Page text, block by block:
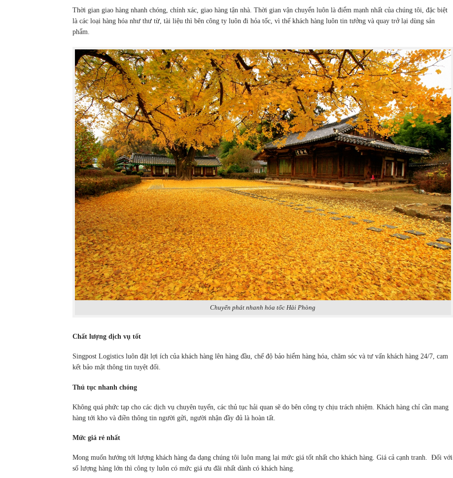
Thời gian giao hàng nhanh chóng, chính xác, giao hàng tận nhà. Thời gian vận chuyển luôn là điểm mạnh nhất của chúng tôi, đặc biệt
là các loại hàng hóa như thư từ, tài liệu thì bên công ty luôn đi hỏa tốc, vì thế khách hàng luôn tin tưởng và quay trở lại dùng sản
phẩm.
Chuyển phát nhanh hỏa tốc Hải Phòng
Chất lượng dịch vụ tốt
Singpost Logistics luôn đặt lợi ích của khách hàng lên hàng đầu, chế độ bảo hiểm hàng hóa, chăm sóc và tư vấn khách hàng 24/7, cam
kết bảo mật thông tin tuyệt đối.
Thủ tục nhanh chóng
Không quá phức tạp cho các dịch vụ chuyên tuyến, các thủ tục hải quan sẽ do bên công ty chịu trách nhiệm. Khách hàng chỉ cần mang
hàng tới kho và điền thông tin người gửi, người nhận đầy đủ là hoàn tất.
Mức giá rẻ nhất
Mong muốn hướng tới lượng khách hàng đa dạng chúng tôi luôn mang lại mức giá tốt nhất cho khách hàng. Giá cả cạnh tranh. Đối với
số lượng hàng lớn thì công ty luôn có mức giá ưu đãi nhất dành có khách hàng.